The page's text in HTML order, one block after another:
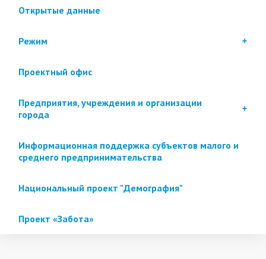
Открытые данные
Режим
Проектный офис
Предприятия, учреждения и организации
города
Информационная поддержка субъектов малого и
среднего предпринимательства
Национальный проект "Демография"
Проект «Забота»